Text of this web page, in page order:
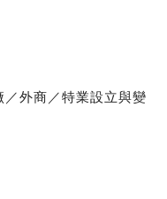
外商／特業設立與變